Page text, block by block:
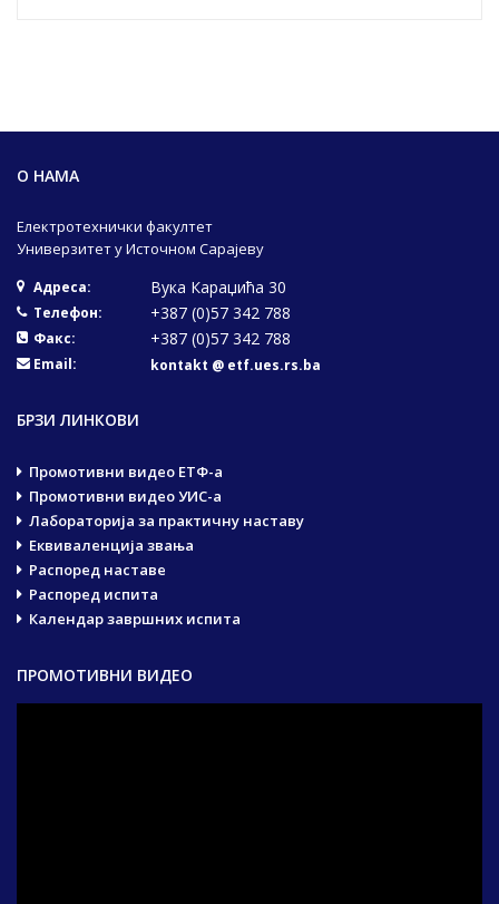
О НАМА
Електротехнички факултет
Универзитет у Источном Сарајеву
Адреса: Вука Караџића 30
Телефон: +387 (0)57 342 788
Факс: +387 (0)57 342 788
Email: kontakt @ etf.ues.rs.ba
БРЗИ ЛИНКОВИ
Промотивни видео ЕТФ-а
Промотивни видео УИС-а
Лабораторија за практичну наставу
Еквиваленција звања
Распоред наставе
Распоред испита
Календар завршних испита
ПРОМОТИВНИ ВИДЕО